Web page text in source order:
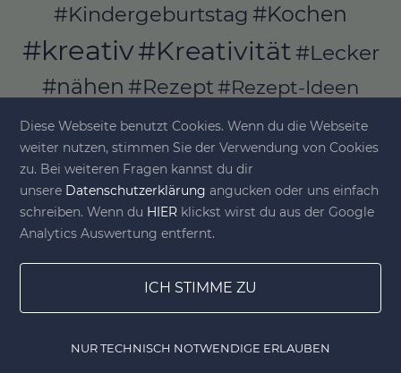
#Kindergeburtstag #Kochen
#kreativ#Kreativität#Lecker
#nähen #Rezept#Rezept-Ideen
#Rezepte#selber_bauen
#selber_machen
#Selbermachen#selber_nähen
#Selfmade#Sommer
#Upcycling#Werkeln
© diy-family.com - Deine DIY-Welt
Diese Webseite benutzt Cookies. Wenn du die Webseite
weiter nutzen, stimmen Sie der Verwendung von Cookies
zu. Bei weiteren Fragen kannst du dir
unsere Datenschutzerklärung angucken oder uns einfach
schreiben. Wenn du HIER klickst wirst du aus der Google
Analytics Auswertung entfernt.
ICH STIMME ZU
NUR TECHNISCH NOTWENDIGE ERLAUBEN